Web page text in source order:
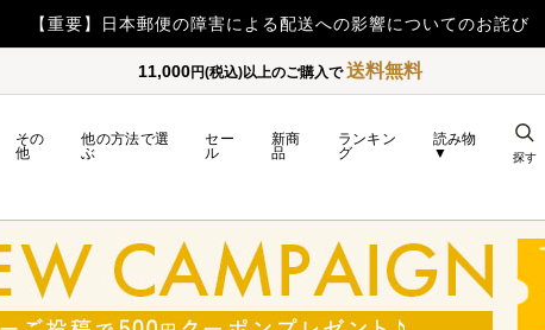
【重要】令和8年熊本地震の影響によるお荷物のお届け遅延について
11,000円(税込)以上のご購入で送料無料
その
他
他の方法で選
ぶ
セー
ル
新商
品
ランキン
グ
読み物
▼
探す